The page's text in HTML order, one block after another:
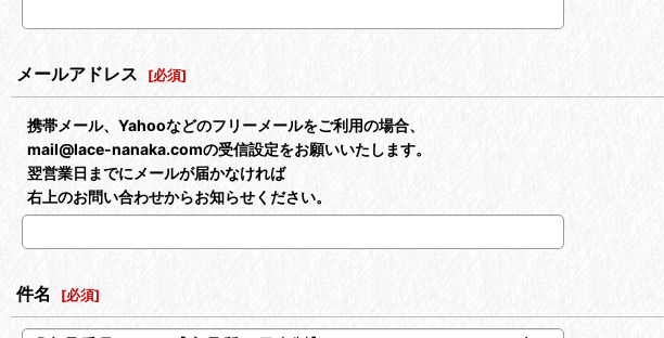
メールアドレス [必須]
携帯メール、Yahooなどのフリーメールをご利用の場合、
mail@lace-nanaka.comの受信設定をお願いいたします。
翌営業日までにメールが届かなければ
右上のお問い合わせからお知らせください。
件名 [必須]